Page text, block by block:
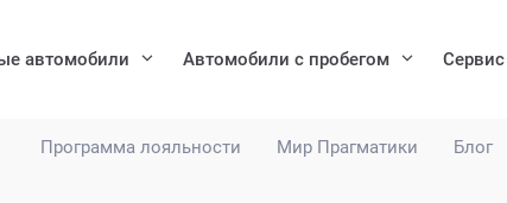
Программа лояльности Мир Прагматики Блог
автомобили Автомобили с пробегом Сервис